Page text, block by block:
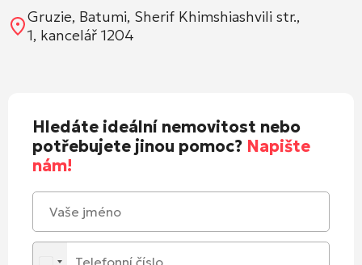
Gruzie, Batumi, Sherif Khimshiashvili str.,
1, kancelář 1204
Hledáte ideální nemovitost nebo
potřebujete jinou pomoc? Napište
nám!